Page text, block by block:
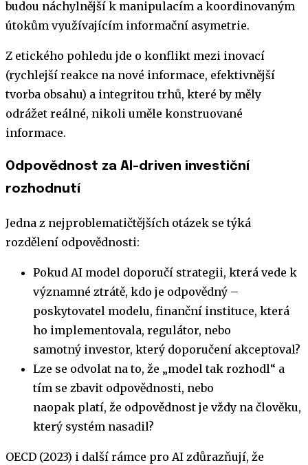
budou náchylnější k manipulacím a koordinovaným
útokům využívajícím informační asymetrie.
Z etického pohledu jde o konflikt mezi inovací
(rychlejší reakce na nové informace, efektivnější
tvorba obsahu) a integritou trhů, které by měly
odrážet reálné, nikoli uměle konstruované
informace.
Odpovědnost za AI-driven investiční
rozhodnutí
Jedna z nejproblematičtějších otázek se týká
rozdělení odpovědnosti:
Pokud AI model doporučí strategii, která vede k
významné ztrátě, kdo je odpovědný –
poskytovatel modelu, finanční instituce, která
ho implementovala, regulátor, nebo
samotný investor, který doporučení akceptoval?
Lze se odvolat na to, že „model tak rozhodl“ a
tím se zbavit odpovědnosti, nebo
naopak platí, že odpovědnost je vždy na člověku,
který systém nasadil?
OECD (2023) i další rámce pro AI zdůrazňují, že